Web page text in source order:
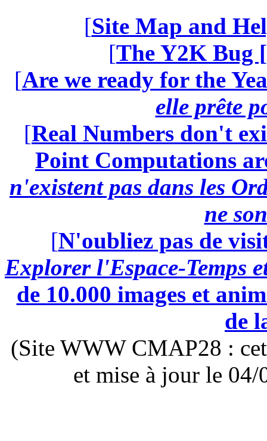
[Site Map and
[The Y2K Bug [
[Are we ready for the
elle prête
[Real Numbers don't
Point Computations
n'existent pas dans les
ne
[N'oubliez pas de
Explorer l'Espace-Temps
de 10.000 images et
de
(Site WWW CMAP28 :
et mise à jour le